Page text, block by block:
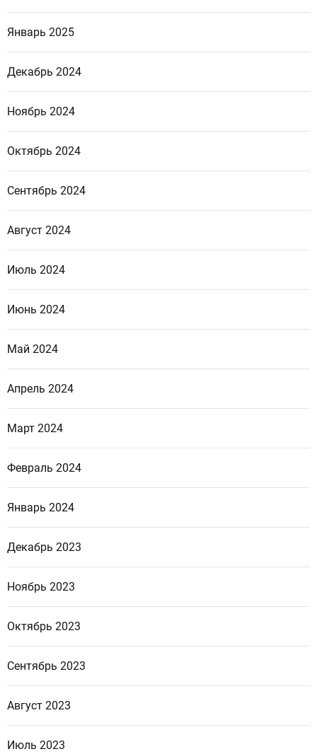
Январь 2025
Декабрь 2024
Ноябрь 2024
Октябрь 2024
Сентябрь 2024
Август 2024
Июль 2024
Июнь 2024
Май 2024
Апрель 2024
Март 2024
Февраль 2024
Январь 2024
Декабрь 2023
Ноябрь 2023
Октябрь 2023
Сентябрь 2023
Август 2023
Июль 2023